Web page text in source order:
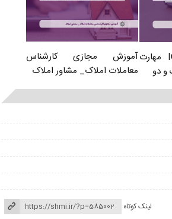
آموزش مجازی ICDL مهارت
و دو
آموزش مجازی کارشناس
معاملات املاک_ مشاور املاک
لینک کوتاه